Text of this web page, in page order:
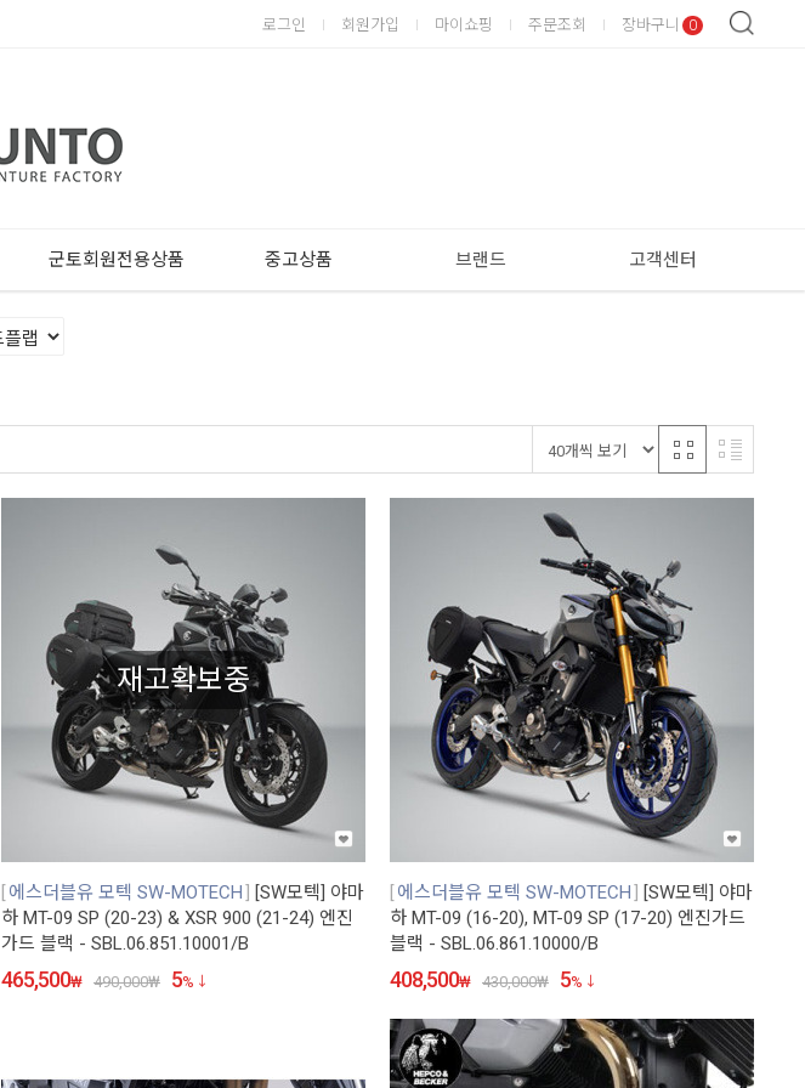
로그인 회원가입 마이쇼핑 주문조회 장바구니 0
군토회원전용상품 중고상품 브랜드 고객센터
재고확보중
에스더블유 모텍 SW-MOTECH
[SW모텍] 야마
하 MT-09 SP (20-23) & XSR 900 (21-24) 엔진
가드 블랙 - SBL.06.851.10001/B
465,500₩ 490,000₩ 5%
에스더블유 모텍 SW-MOTECH
[SW모텍] 야마
하 MT-09 (16-20), MT-09 SP (17-20) 엔진가드
블랙 - SBL.06.861.10000/B
408,500₩ 430,000₩ 5%